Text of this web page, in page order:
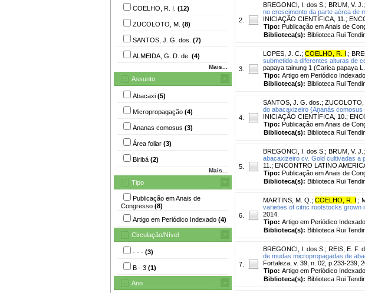
COELHO, R. I. (12)
ZUCOLOTO, M. (8)
SANTOS, J. G. dos. (7)
ALMEIDA, G. D. de. (4)
Mais...
Assunto
Abacaxi (5)
Micropropagação (4)
Ananas comosus (3)
Área foliar (3)
Biribá (2)
Mais...
Tipo
Publicação em Anais de
Congresso (8)
Artigo em Periódico Indexado (4)
Circulação/Nível
- - - (3)
B - 3 (1)
Ano
2.
BREGONCI, I. dos S. ; BRUM, V. J. ;
no crescimento da parte aérea de
INICIAÇÃO CIENTÍFICA, 11.;
Tipo: Publicação em Anais de
Biblioteca(s): Biblioteca Rui
3.
LOPES, J. C. ; COELHO, R. I ;
submetido a diferentes alturas de
papaya tainung 1 (Carica papaya
Tipo: Artigo em Periódico Indexado
Biblioteca(s): Biblioteca Rui
4.
SANTOS, J. G. dos. ; ZUCOLOTO,
do abacaxizeiro {Ananás comosus
INICIAÇÃO CIENTÍFICA, 10.;
Tipo: Publicação em Anais de
Biblioteca(s): Biblioteca Rui
5.
BREGONCI, I. dos S. ; BRUM, V. J. ;
abacaxizeiro cv. Gold cultivadas a
11.; ENCONTRO LATINO
Tipo: Publicação em Anais de
Biblioteca(s): Biblioteca Rui
6.
MARTINS, M. Q. ; COELHO, R. I ;
varieties of citric rootstocks grown
2014.
Tipo: Artigo em Periódico Indexado
Biblioteca(s): Biblioteca Rui
7.
BREGONCI, I. dos S. ; REIS, E. F.
de mudas micropropagadas de
Fortaleza, v. 39, n. 02, p.233-239,
Tipo: Artigo em Periódico Indexado
Biblioteca(s): Biblioteca Rui